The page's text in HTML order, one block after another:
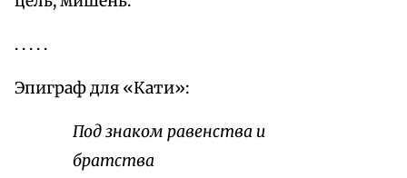
. . . . .
Эпиграф для «Кати»:
Под знаком равенства и
братства